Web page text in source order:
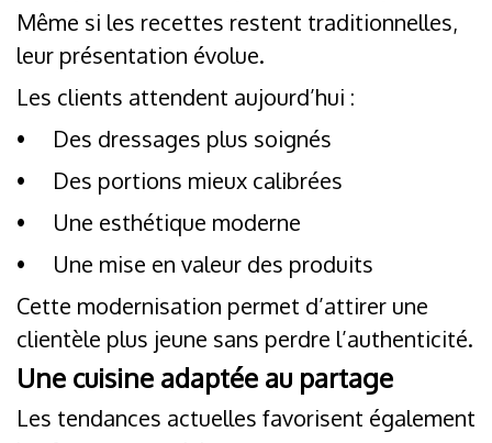
Même si les recettes restent traditionnelles,
leur présentation évolue.
Les clients attendent aujourd’hui :
•
Des dressages plus soignés
•
Des portions mieux calibrées
•
Une esthétique moderne
•
Une mise en valeur des produits
Cette modernisation permet d’attirer une
clientèle plus jeune sans perdre l’authenticité.
Une cuisine adaptée au partage
Les tendances actuelles favorisent également